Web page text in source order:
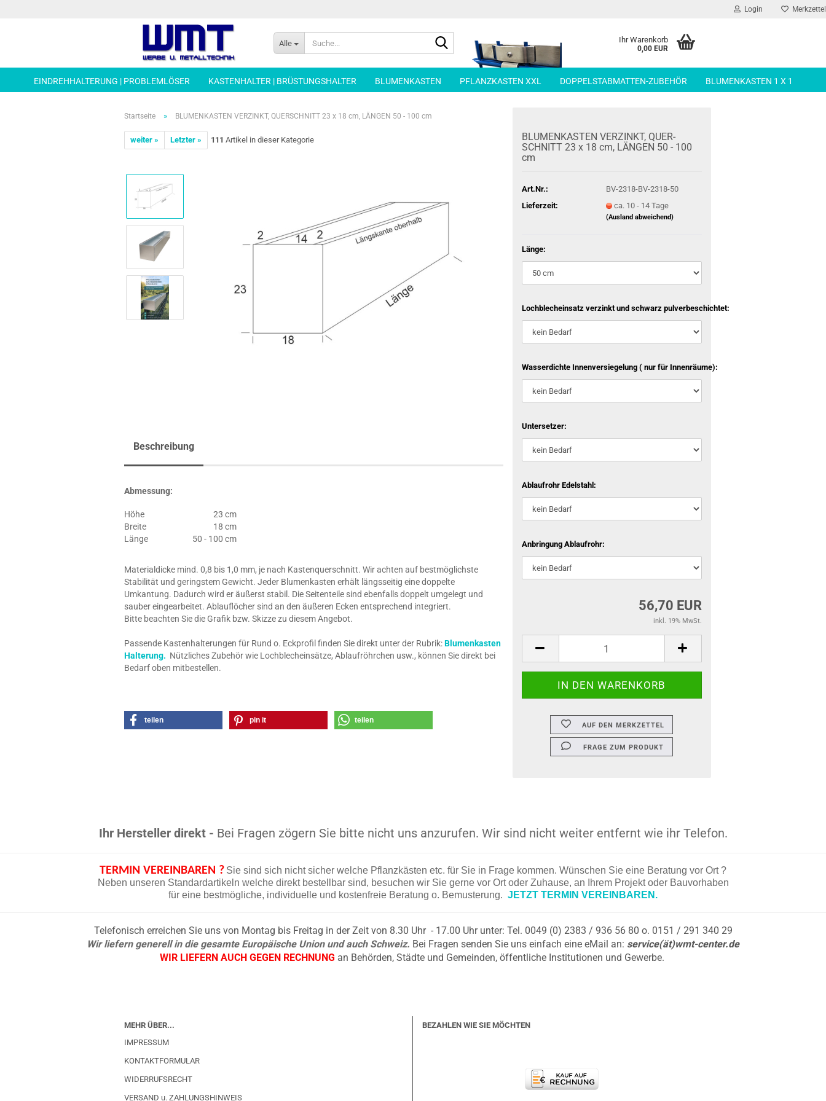
Login Merkzettel
Alle Ihr Warenkorb
0,00 EUR
EINDREHHALTERUNG | PROBLEMLÖSER KASTENHALTER | BRÜSTUNGSHALTER BLUMENKASTEN PFLANZKASTEN XXL DOPPELSTABMATTEN-ZUBEHÖR BLUMENKASTEN 1 X 1
Startseite » BLUMENKASTEN VERZINKT, QUERSCHNITT 23 x 18 cm, LÄNGEN 50 - 100 cm
weiter » Letzter » 111 Artikel in dieser Kategorie
BLU­MEN­KAS­TEN VER­ZINKT, QUER­
SCHNITT 23 x 18 cm, LÄN­GEN 50 - 100
cm
Art.Nr.:
BV-2318-BV-2318-50
Lieferzeit:
ca. 10 - 14 Tage
(Ausland abweichend)
Länge:
Lochblecheinsatz verzinkt und schwarz pulverbeschichtet:
Wasserdichte Innenversiegelung ( nur für Innenräume):
Untersetzer:
Ablaufrohr Edelstahl:
Anbringung Ablaufrohr:
56,70 EUR
inkl. 19% MwSt.
AUF DEN MERKZETTEL
FRAGE ZUM PRODUKT
Beschreibung
Abmessung:
Höhe
23 cm
Breite
18 cm
Länge
50 - 100 cm
Materialdicke mind. 0,8 bis 1,0 mm, je nach Kastenquerschnitt. Wir achten auf bestmöglichste
Stabilität und geringstem Gewicht. Jeder Blumenkasten erhält längsseitig eine doppelte
Umkantung. Dadurch wird er äußerst stabil. Die Seitenteile sind ebenfalls doppelt umgelegt und
sauber eingearbeitet. Ablauflöcher sind an den äußeren Ecken entsprechend integriert.
Bitte beachten Sie die Grafik bzw. Skizze zu diesem Angebot.
Passende Kastenhalterungen für Rund o. Eckprofil finden Sie direkt unter der Rubrik:Blumenkasten
Halterung. Nützliches Zubehör wie Lochblecheinsätze, Ablaufröhrchen usw., können Sie direkt bei
Bedarf oben mitbestellen.
teilen pin it teilen
Ihr Hersteller direkt - Bei Fragen zögern Sie bitte nicht uns anzurufen. Wir sind nicht weiter entfernt wie ihr Telefon.
TERMIN VEREINBAREN ? Sie sind sich nicht sicher welche Pflanzkästen etc. für Sie in Frage kommen. Wünschen Sie eine Beratung vor Ort ?
Neben unseren Standardartikeln welche direkt bestellbar sind, besuchen wir Sie gerne vor Ort oder Zuhause, an Ihrem Projekt oder Bauvorhaben
für eine bestmögliche, individuelle und kostenfreie Beratung o. Bemusterung. JETZT TERMIN VEREINBAREN.
Telefonisch erreichen Sie uns von Montag bis Freitag in der Zeit von 8.30 Uhr - 17.00 Uhr unter: Tel. 0049 (0) 2383 / 936 56 80 o. 0151 / 291 340 29
Wir liefern generell in die gesamte Europäische Union und auch Schweiz. Bei Fragen senden Sie uns einfach eine eMail an: service(ät)wmt-center.de
WIR LIEFERN AUCH GEGEN RECHNUNG an Behörden, Städte und Gemeinden, öffentliche Institutionen und Gewerbe.
MEHR ÜBER...
IMPRESSUM
KONTAKTFORMULAR
WIDERRUFSRECHT
VERSAND u. ZAHLUNGSHINWEIS
BEZAHLEN WIE SIE MÖCHTEN